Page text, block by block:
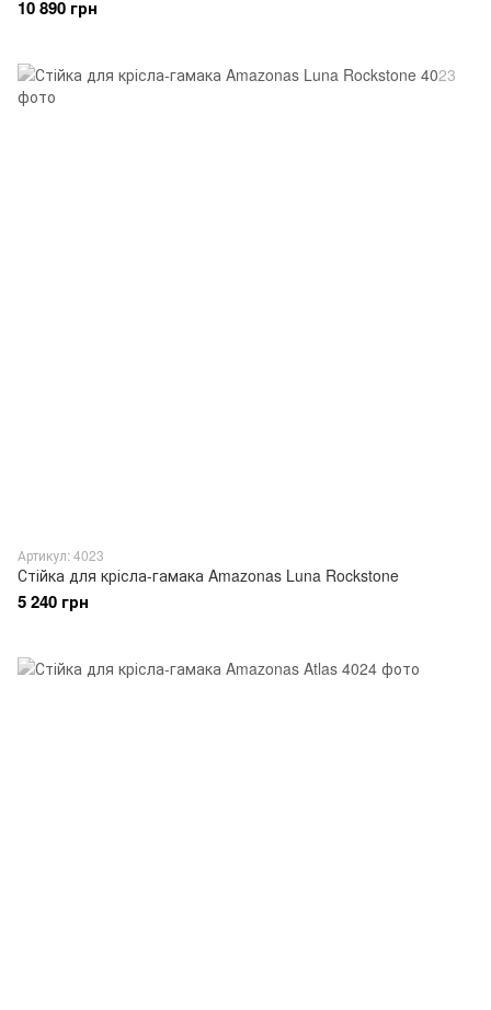
10 890 грн
Артикул: 4023
Стійка для крісла-гамака Amazonas Luna Rockstone
5 240 грн